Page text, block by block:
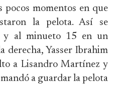
pocos momentos en que
la pelota. Así se
y al minueto 15 en un
derecha, Yasser Ibrahim
a Lisandro Martínez y
a guardar la pelota